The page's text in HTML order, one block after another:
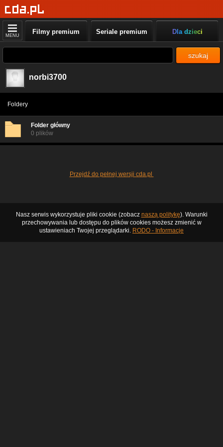
MENU Filmy premium Seriale premium Dla dzieci
szukaj
norbi3700
Foldery
Folder główny
0 plików
Przejdź do pełnej wersji cda.pl
Nasz serwis wykorzystuje pliki cookie (zobacz naszą politykę). Warunki
przechowywania lub dostępu do plików cookies możesz zmienić w
ustawieniach Twojej przeglądarki. RODO - Informacje